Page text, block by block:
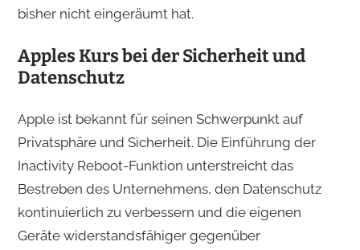
bisher nicht eingeräumt hat.
Apples Kurs bei der Sicherheit und
Datenschutz
Apple ist bekannt für seinen Schwerpunkt auf
Privatsphäre und Sicherheit. Die Einführung der
Inactivity Reboot-Funktion unterstreicht das
Bestreben des Unternehmens, den Datenschutz
kontinuierlich zu verbessern und die eigenen
Geräte widerstandsfähiger gegenüber